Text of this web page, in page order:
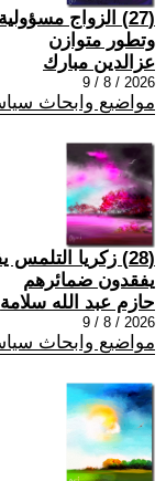
(27) الزواج
وتطور متوازن
عزالدين مبارك
2026 / 8 / 9
مواضيع وابحاث
(28) زكريا
يفقدون ضمائرهم
حازم عبد الله سلامة
2026 / 8 / 9
مواضيع وابحاث